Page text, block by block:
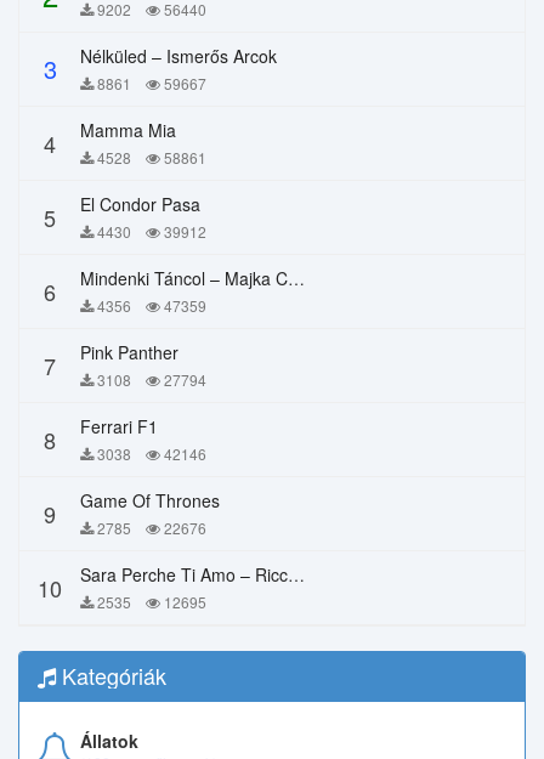
9202 56440
3 Nélküled – Ismerős Arcok
8861 59667
4 Mamma Mia
4528 58861
5 El Condor Pasa
4430 39912
6 Mindenki Táncol – Majka Curtis, Péter Majoros
4356 47359
7 Pink Panther
3108 27794
8 Ferrari F1
3038 42146
9 Game Of Thrones
2785 22676
10 Sara Perche Ti Amo – Ricchi E Poveri
2535 12695
Kategóriák
Állatok